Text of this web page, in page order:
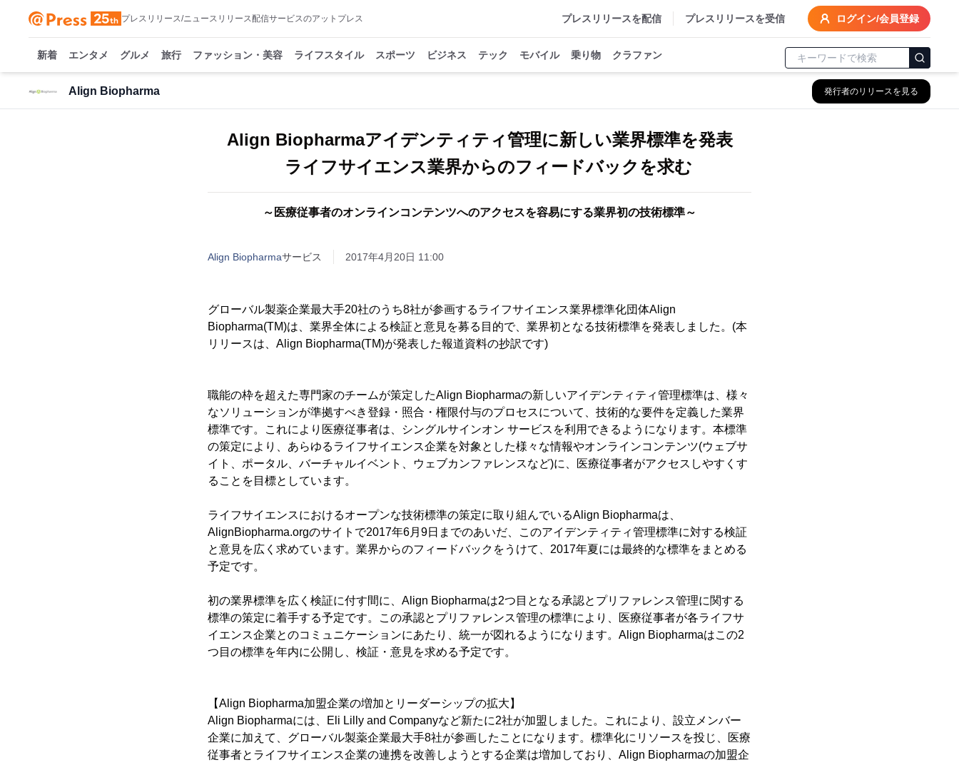
プレスリリース/ニュースリリース配信サービスのアットプレス プレスリリースを配信 プレスリリースを受信 ログイン/会員登録
新着 エンタメ グルメ 旅行 ファッション・美容 ライフスタイル スポーツ ビジネス テック モバイル 乗り物 クラファン
Align Biopharma 発行者のリリースを見る
Align Biopharmaアイデンティティ管理に新しい業界標準を発表
ライフサイエンス業界からのフィードバックを求む
～医療従事者のオンラインコンテンツへのアクセスを容易にする業界初の技術標準～
Align Biopharmaサービス 2017年4月20日 11:00
グローバル製薬企業最大手20社のうち8社が参画するライフサイエンス業界標準化団体Align
Biopharma(TM)は、業界全体による検証と意見を募る目的で、業界初となる技術標準を発表しました。(本
リリースは、Align Biopharma(TM)が発表した報道資料の抄訳です)
職能の枠を超えた専門家のチームが策定したAlign Biopharmaの新しいアイデンティティ管理標準は、様々
なソリューションが準拠すべき登録・照合・権限付与のプロセスについて、技術的な要件を定義した業界
標準です。これにより医療従事者は、シングルサインオン サービスを利用できるようになります。本標準
の策定により、あらゆるライフサイエンス企業を対象とした様々な情報やオンラインコンテンツ(ウェブサ
イト、ポータル、バーチャルイベント、ウェブカンファレンスなど)に、医療従事者がアクセスしやすくす
ることを目標としています。
ライフサイエンスにおけるオープンな技術標準の策定に取り組んでいるAlign Biopharmaは、
AlignBiopharma.orgのサイトで2017年6月9日までのあいだ、このアイデンティティ管理標準に対する検証
と意見を広く求めています。業界からのフィードバックをうけて、2017年夏には最終的な標準をまとめる
予定です。
初の業界標準を広く検証に付す間に、Align Biopharmaは2つ目となる承認とプリファレンス管理に関する
標準の策定に着手する予定です。この承認とプリファレンス管理の標準により、医療従事者が各ライフサ
イエンス企業とのコミュニケーションにあたり、統一が図れるようになります。Align Biopharmaはこの2
つ目の標準を年内に公開し、検証・意見を求める予定です。
【Align Biopharma加盟企業の増加とリーダーシップの拡大】
Align Biopharmaには、Eli Lilly and Companyなど新たに2社が加盟しました。これにより、設立メンバー
企業に加えて、グローバル製薬企業最大手8社が参画したことになります。標準化にリソースを投じ、医療
従事者とライフサイエンス企業の連携を改善しようとする企業は増加しており、Align Biopharmaの加盟企